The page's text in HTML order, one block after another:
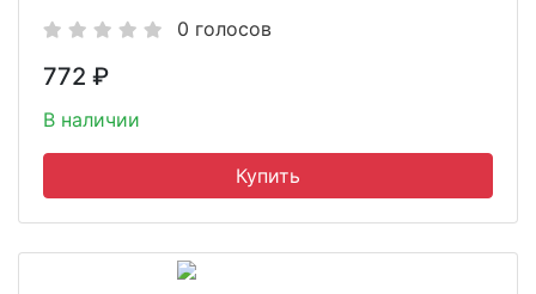
0 голосов
772 ₽
В наличии